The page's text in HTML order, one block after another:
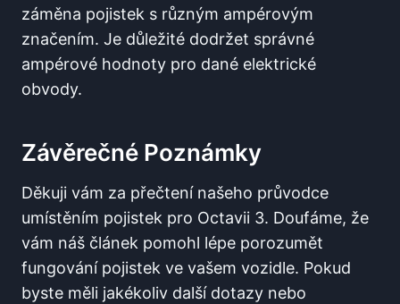
záměna pojistek s různým ampérovým
značením. Je důležité dodržet správné
ampérové⁣ hodnoty ​pro dané elektrické
obvody.
Závěrečné Poznámky
Děkuji vám za‌ přečtení našeho průvodce
umístěním pojistek pro Octavii 3. Doufáme, že
vám náš⁣ článek pomohl lépe porozumět
fungování pojistek ve⁣ vašem vozidle. Pokud
byste měli jakékoliv další dotazy⁢ nebo